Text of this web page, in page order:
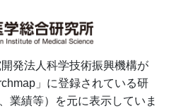
発法人科学技術振興機構が
」に登録されている研
業績等）を元に表示していま